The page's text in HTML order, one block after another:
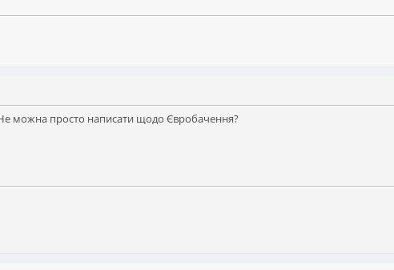
можна просто написати щодо Євробачення?